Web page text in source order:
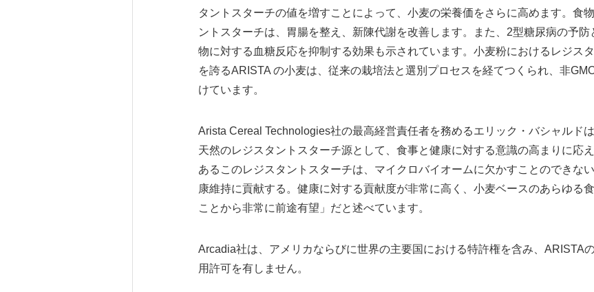
タントスターチの値を増すことによって、小麦の栄養価をさらに高めます。食
ントスターチは、胃腸を整え、新陳代謝を改善します。また、2型糖尿病の予
物に対する血糖反応を抑制する効果も示されています。小麦粉におけるレジス
を誇るARISTA の小麦は、従来の栽培法と選別プロセスを経てつくられ、非
けています。
Arista Cereal Technologies社の最高経営責任者を務めるエリック・バシャルド
天然のレジスタントスターチ源として、食事と健康に対する意識の高まりに応
あるこのレジスタントスターチは、マイクロバイオームに欠かすことのできな
康維持に貢献する。健康に対する貢献度が非常に高く、小麦ベースのあらゆる
ことから非常に前途有望」だと述べています。
Arcadia社は、アメリカならびに世界の主要国における特許権を含み、ARISTA
用許可を有しません。